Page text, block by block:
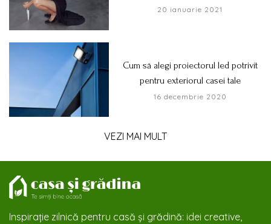
20 ianuarie 2021
Cum să alegi proiectorul led potrivit
pentru exteriorul casei tale
16 decembrie 2020
VEZI MAI MULT
Inspirație zilnică pentru casă și grădină: idei creative,